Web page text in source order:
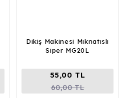
Dikiş Makinesi Mıknatıslı
Siper MG20L
55,00 TL
60,00 TL